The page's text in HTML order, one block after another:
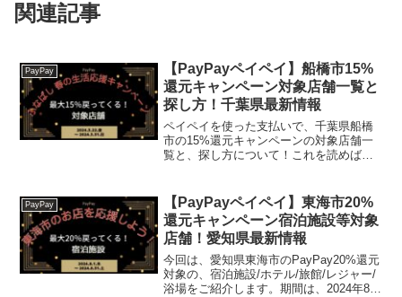
関連記事
PayPay
【PayPayペイペイ】船橋市15%
還元キャンペーン対象店舗一覧と
探し方！千葉県最新情報
ペイペイを使った支払いで、千葉県船橋
市の15%還元キャンペーンの対象店舗一
覧と、探し方について！これを読めば、
る！春の生活応援キャンペーン!」の、対
象店舗と探...
PayPay
【PayPayペイペイ】東海市20%
還元キャンペーン宿泊施設等対象
店舗！愛知県最新情報
今回は、愛知県東海市のPayPay20%還元
対象の、宿泊施設/ホテル/旅館/レジャー/
浴場をご紹介します。期間は、2024年8月